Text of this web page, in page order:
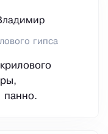
гипса
панно.